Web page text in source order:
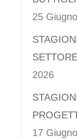
25
2026
17